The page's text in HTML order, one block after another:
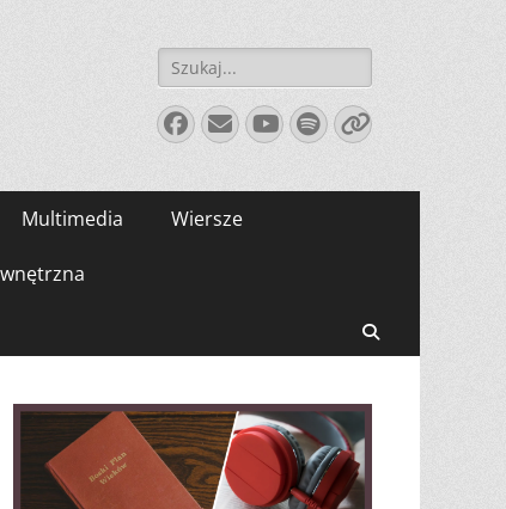
Szukaj:
Facebook
E-
mail
YouTube
Spotify
Link
Multimedia Wiersze